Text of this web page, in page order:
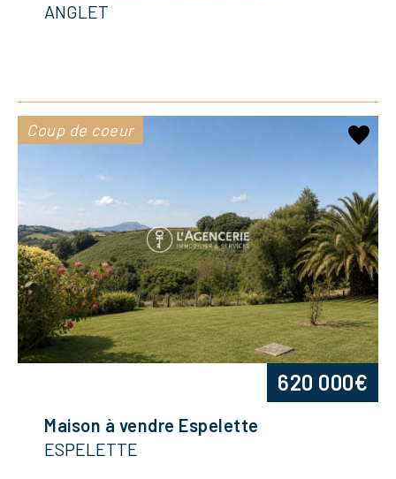
ANGLET
Coup de coeur
Maison à vendre Espelette
ESPELETTE
620 000€